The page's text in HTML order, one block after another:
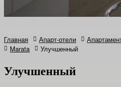
Главная Апарт-отели
Marata
Улучшенный
Улучшенный